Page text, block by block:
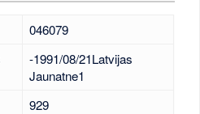
046079
-1991/08/21Latvijas
Jaunatne1
929